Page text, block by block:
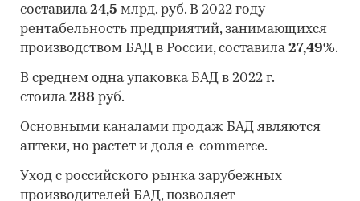
составила24,5 млрд. руб. В 2022 году
рентабельность предприятий, занимающихся
производством БАД в России, составила27,49%.
В среднем одна упаковка БАД в 2022 г.
стоила288 руб.
Основными каналами продаж БАД являются
аптеки, но растет и доля e-commerce.
Уход с российского рынка зарубежных
производителей БАД, позволяет